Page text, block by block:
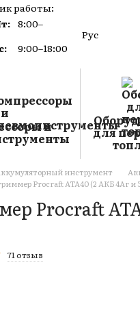
работы:
8:00–
9:00–18:00
Рус
и для
инструмент
Procraft ATA40 (2 АКБ 4Аг и
Procraft
71 отзыв